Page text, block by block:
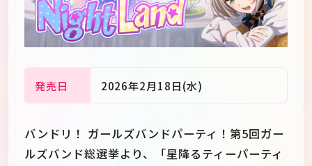
発売日 2026年2月18日(水)
バンドリ！ ガールズバンドパーティ！第5回ガー
ルズバンド総選挙より、「星降るティーパーティ